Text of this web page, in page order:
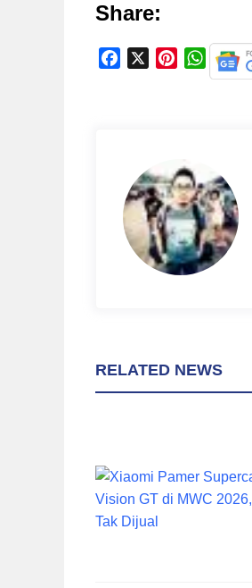
Share:
k
r
e
s
W
h
p
p
RELATED NEWS